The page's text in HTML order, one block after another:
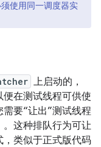
使用同一调度器实
上启动的，
在测试线程可供使
要“让出”测试线程
这种排队行为可让
类似于正式版代码